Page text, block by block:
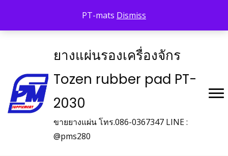
PT-mats Dismiss
ยางแผ่นรองเครื่องจักร
Tozen rubber pad PT-
2030
ขายยางแผ่น โทร.086-0367347 LINE :
@pms280